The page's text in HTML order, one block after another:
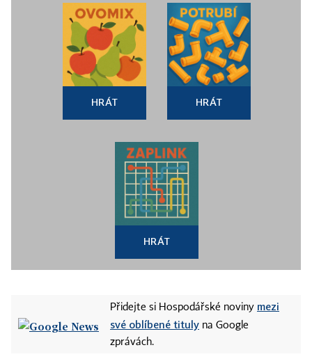
HRÁT HRÁT
HRÁT
Přidejte si Hospodářské noviny mezi
své oblíbené tituly na Google
zprávách.